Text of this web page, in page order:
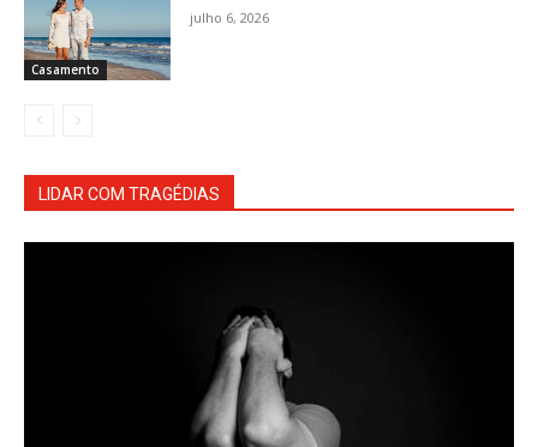
Casamento
julho 6, 2026
LIDAR COM TRAGÉDIAS